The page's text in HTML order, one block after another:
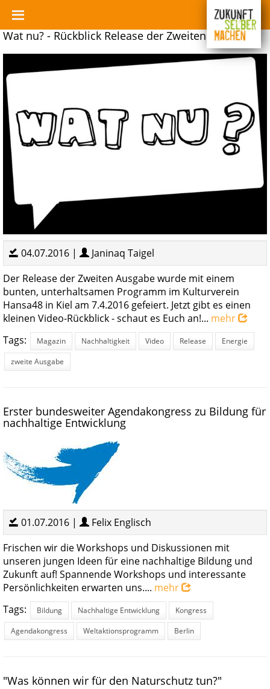
Wat nu? - Rückblick Release der Zweiten Ausgabe
04.07.2016 |
Janinaq Taigel
Der Release der Zweiten Ausgabe wurde mit einem
bunten, unterhaltsamen Programm im Kulturverein
Hansa48 in Kiel am 7.4.2016 gefeiert. Jetzt gibt es einen
kleinen Video-Rückblick - schaut es Euch an!... mehr
Tags:
Magazin Nachhaltigkeit Video Release
Energie
zweite Ausgabe
Erster bundesweiter Agendakongress zu Bildung für
nachhaltige Entwicklung
01.07.2016 |
Felix Englisch
Frischen wir die Workshops und Diskussionen mit
unseren jungen Ideen für eine nachhaltige Bildung und
Zukunft auf! Spannende Workshops und interessante
Persönlichkeiten erwarten uns.... mehr
Tags:
Bildung Nachhaltige Entwicklung
Kongress
Agendakongress
Weltaktionsprogramm Berlin
"Was können wir für den Naturschutz tun?"